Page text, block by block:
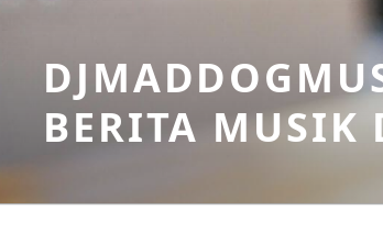
BERITA